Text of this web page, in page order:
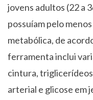
jovens adultos (22 a
possuíam pelo
metabólica, de
ferramenta inclui
cintura,
arterial e glicose em